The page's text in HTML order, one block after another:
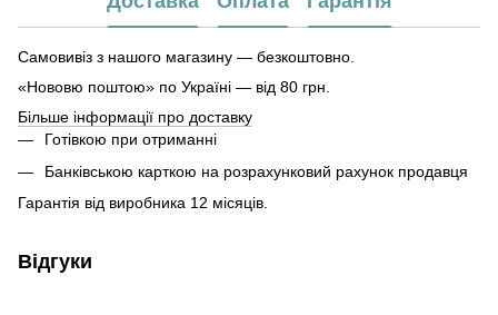
Самовивіз з нашого магазину — безкоштовно.
«Нововю поштою» по Україні — від 80 грн.
Більше інформації про доставку
Готівкою при отриманні
Банківською карткою на розрахунковий рахунок продавця
Гарантія від виробника 12 місяців.
Відгуки